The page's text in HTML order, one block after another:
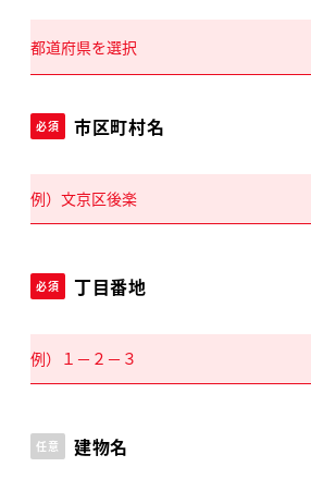
必須 市区町村名
必須 丁目番地
任意 建物名